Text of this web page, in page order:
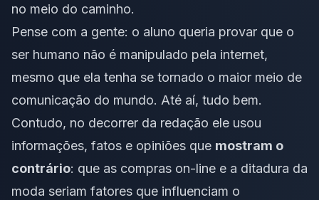
no meio do caminho.
Pense com a gente: o aluno queria provar que o
ser humano não é manipulado pela internet,
mesmo que ela tenha se tornado o maior meio de
comunicação do mundo. Até aí, tudo bem.
Contudo, no decorrer da redação ele usou
informações, fatos e opiniões que mostram o
contrário: que as compras on-line e a ditadura da
moda seriam fatores que influenciam o